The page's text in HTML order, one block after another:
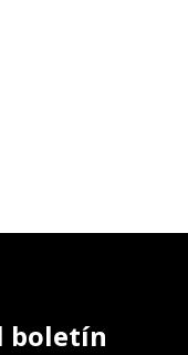
boletín